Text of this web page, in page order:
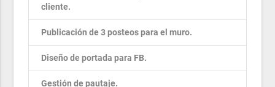
cliente.
Publicación de 3 posteos para el muro.
Diseño de portada para FB.
Gestión de pautaje.